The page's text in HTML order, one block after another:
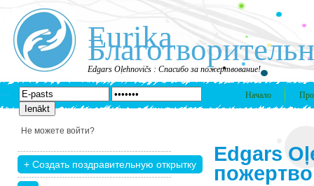
Eurika
Edgars Oļehnovičs : Спасибо за пожертвование!
Начало
Не можете войти?
Edgars